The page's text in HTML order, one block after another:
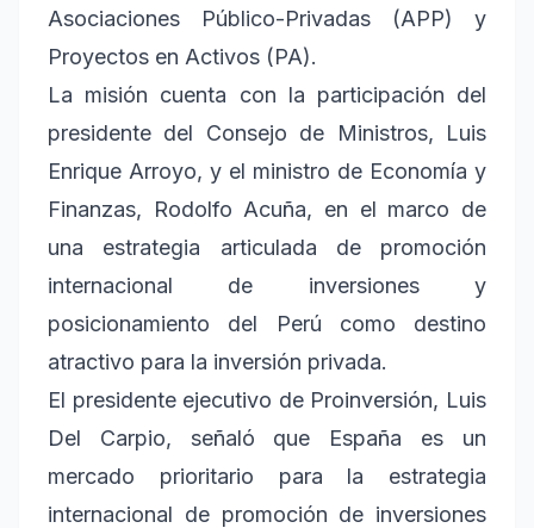
Asociaciones Público-Privadas (APP) y
Proyectos en Activos (PA).
La misión cuenta con la participación del
presidente del Consejo de Ministros, Luis
Enrique Arroyo, y el ministro de Economía y
Finanzas, Rodolfo Acuña, en el marco de
una estrategia articulada de promoción
internacional de inversiones y
posicionamiento del Perú como destino
atractivo para la inversión privada.
El presidente ejecutivo de Proinversión, Luis
Del Carpio, señaló que España es un
mercado prioritario para la estrategia
internacional de promoción de inversiones